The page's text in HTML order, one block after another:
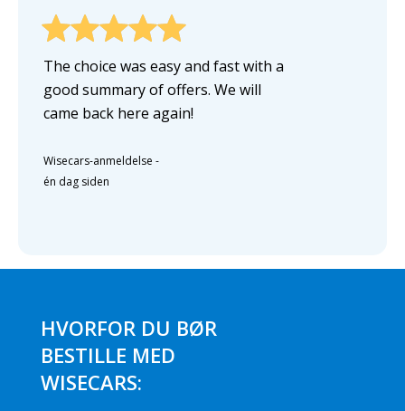
The choice was easy and fast with a
good summary of offers. We will
came back here again!
Wisecars-anmeldelse -
én dag siden
HVORFOR DU BØR
BESTILLE MED
WISECARS: